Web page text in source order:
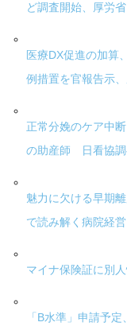
ど調査開始、厚労省
医療DX促進の加算
例措置を官報告示
正常分娩のケア中
の助産師 日看協
魅力に欠ける早期
で読み解く病院経営
マイナ保険証に別
「B水準」申請予